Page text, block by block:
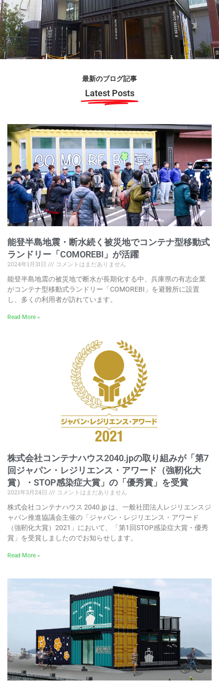
最新のブログ記事
Latest Posts
能登半島地震・断水続く被災地でコンテナ型移動式
ランドリー「COMOREBI」が活躍
2024年1月31日
コメントはまだありません
能登半島地震の被災地で断水が長期化する中、兵庫県の有志企業
がコンテナ型移動式ランドリー「COMOREBI」を避難所に設置
し、多くの利用者が訪れています。
Read More »
株式会社コンテナハウス2040.jpの取り組みが「第7
回ジャパン・レジリエンス・アワード（強靭化大
賞）・STOP感染症大賞」の「優秀賞」を受賞
2021年3月24日
コメントはまだありません
株式会社コンテナハウス 2040.jp は、一般社団法人レジリエンスジ
ャパン推進協議会主催の「ジャパン・レジリエンス・アワード
（強靭化大賞）2021」において、「第1回STOP感染症大賞・優秀
賞」を受賞しましたのでお知らせします。
Read More »